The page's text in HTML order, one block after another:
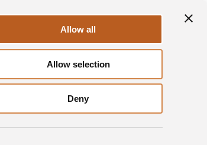
Allow all
Allow selection
Deny
Kontakte